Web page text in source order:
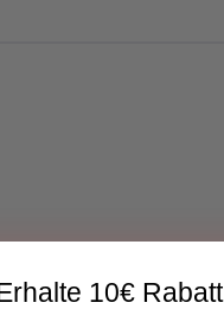
10€ Rabatt